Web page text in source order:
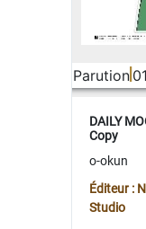
Parution
DAILY
Copy
o-okun
Éditeur :
Studio